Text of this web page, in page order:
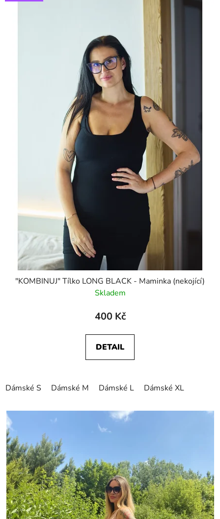
"KOMBINUJ" Tílko LONG BLACK - Maminka (nekojící)
Skladem
400 Kč
DETAIL
Dámské S Dámské M Dámské L Dámské XL